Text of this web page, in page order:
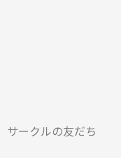
サークルの友だち